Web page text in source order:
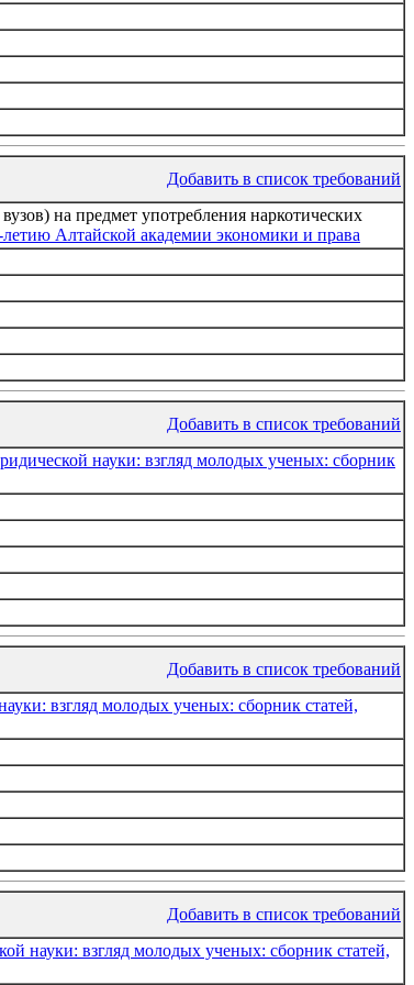
Добавить в список требований
на предмет употребления наркотических
Алтайской академии экономики и права
Добавить в список требований
науки: взгляд молодых ученых: сборник
Добавить в список требований
взгляд молодых ученых: сборник статей,
Добавить в список требований
науки: взгляд молодых ученых: сборник статей,